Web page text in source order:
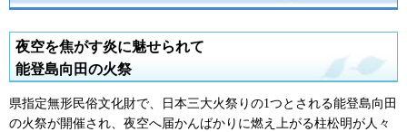
夜空を焦がす炎に魅せられて
能登島向田の火祭
県指定無形民俗文化財で、日本三大火祭りの1つとされる能登島向田
の火祭が開催され、夜空へ届かんばかりに燃え上がる柱松明が人々